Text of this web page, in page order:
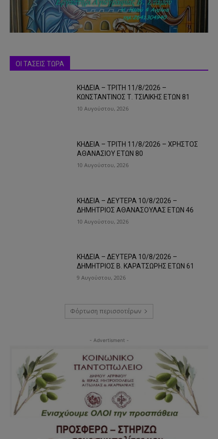
ΟΙ ΤΑΣΕΙΣ ΤΩΡΑ
ΚΗΔΕΙΑ – ΤΡΙΤΗ 11/8/2026 –
ΚΩΝΣΤΑΝΤΙΝΟΣ Τ. ΤΣΙΛΙΚΗΣ ΕΤΩΝ 81
10 Αυγούστου, 2026
ΚΗΔΕΙΑ – ΤΡΙΤΗ 11/8/2026 – ΧΡΗΣΤΟΣ
ΑΘΑΝΑΣΙΟΥ ΕΤΩΝ 80
10 Αυγούστου, 2026
ΚΗΔΕΙΑ – ΔΕΥΤΕΡΑ 10/8/2026 –
ΔΗΜΗΤΡΙΟΣ ΑΘΑΝΑΣΟΥΛΑΣ ΕΤΩΝ 46
10 Αυγούστου, 2026
ΚΗΔΕΙΑ – ΔΕΥΤΕΡΑ 10/8/2026 –
ΔΗΜΗΤΡΙΟΣ Β. ΚΑΡΑΤΣΩΡΗΣ ΕΤΩΝ 61
9 Αυγούστου, 2026
Φόρτωση περισσοτέρων
- Advertisment -